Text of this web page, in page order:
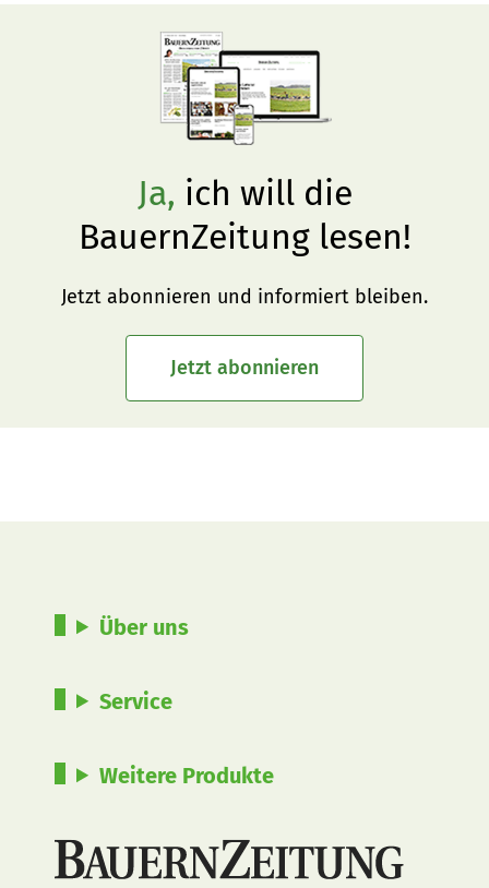
Ja, ich will die
BauernZeitung lesen!
Jetzt abonnieren und informiert bleiben.
Jetzt abonnieren
Über uns
Service
Weitere Produkte